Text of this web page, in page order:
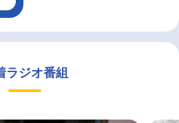
ラジオ番組